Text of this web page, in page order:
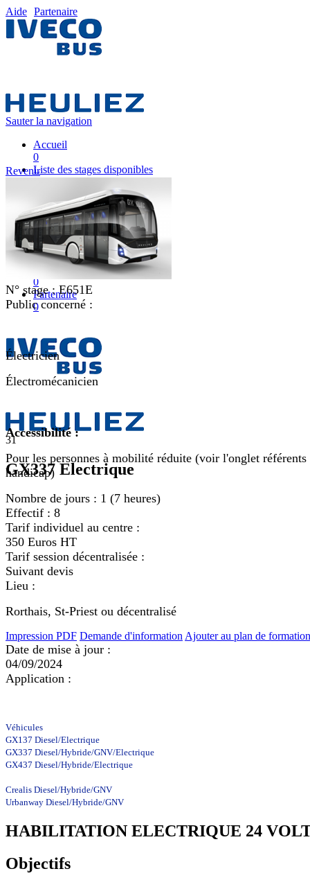
Aide Partenaire
Sauter la navigation
Accueil
0
Liste des stages disponibles
Liste des stages
0
Nos équipes pédagogiques
0
IVECO FRANCE
0
Mon plan de formation
0
Partenaire
0
31
GX337 Electrique
Revenir
N° stage :E651E
Public concerné :
Électricien
Électromécanicien
Accessibilité :
Pour les personnes à mobilité réduite (voir l'onglet référents
handicap)
Nombre de jours : 1 (7 heures)
Effectif : 8
Tarif individuel au centre :
350 Euros HT
Tarif session décentralisée :
Suivant devis
Lieu :
Rorthais, St-Priest ou décentralisé
Impression PDF Demande d'information Ajouter au plan de formation
Date de mise à jour :
04/09/2024
Application :
Véhicules
GX137 Diesel/Electrique
GX337 Diesel/Hybride/GNV/Electrique
GX437 Diesel/Hybride/Electrique
Crealis Diesel/Hybride/GNV
Urbanway Diesel/Hybride/GNV
HABILITATION ELECTRIQUE 24
Objectifs